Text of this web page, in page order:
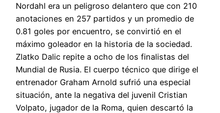
Nordahl era un peligroso delantero que con 210
anotaciones en 257 partidos y un promedio de
0.81 goles por encuentro, se convirtió en el
máximo goleador en la historia de la sociedad.
Zlatko Dalic repite a ocho de los finalistas del
Mundial de Rusia. El cuerpo técnico que dirige el
entrenador Graham Arnold sufrió una especial
situación, ante la negativa del juvenil Cristian
Volpato, jugador de la Roma, quien descartó la